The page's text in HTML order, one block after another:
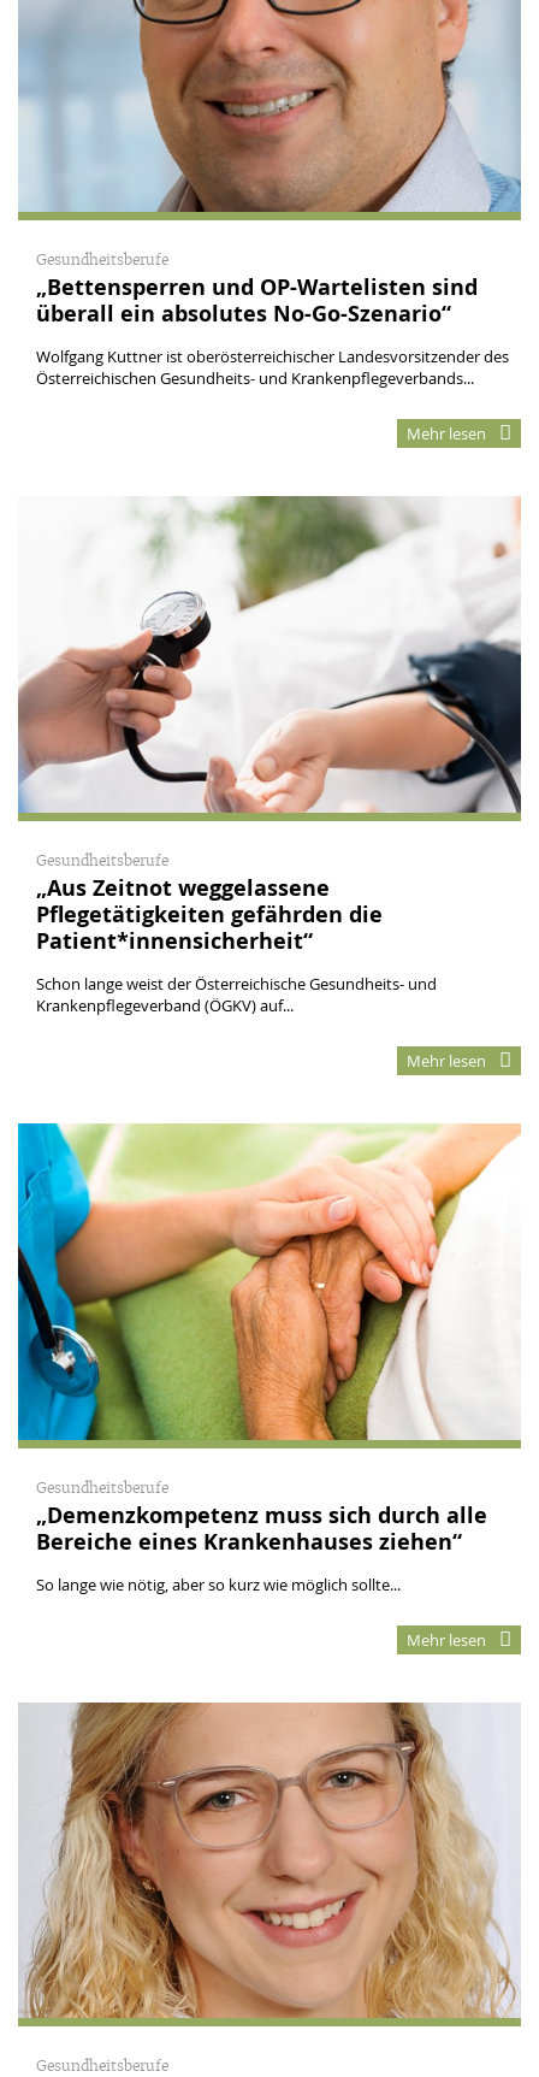
Gesundheitsberufe
„Bettensperren und OP-Wartelisten sind
überall ein absolutes No-Go-Szenario“
Wolfgang Kuttner ist oberösterreichischer Landesvorsitzender des
Österreichischen Gesundheits- und Krankenpflegeverbands...
Mehr lesen
Gesundheitsberufe
„Aus Zeitnot weggelassene
Pflegetätigkeiten gefährden die
Patient*innensicherheit“
Schon lange weist der Österreichische Gesundheits- und
Krankenpflegeverband (ÖGKV) auf...
Mehr lesen
Gesundheitsberufe
„Demenzkompetenz muss sich durch alle
Bereiche eines Krankenhauses ziehen“
So lange wie nötig, aber so kurz wie möglich sollte...
Mehr lesen
Gesundheitsberufe